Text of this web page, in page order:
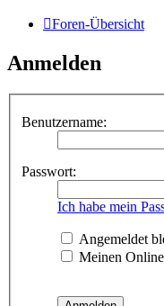
Foren-Übersicht
Anmelden
Benutzername:
Passwort:
Ich habe mein
Angemeldet
Meinen